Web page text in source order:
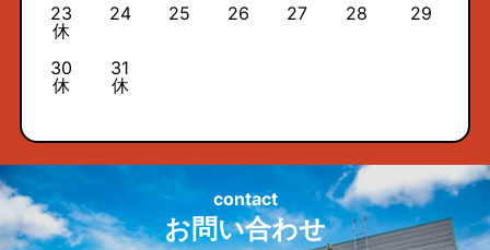
23
休
24 25 26 27 28 29
30
休
31
休
お問い合わせ
contact